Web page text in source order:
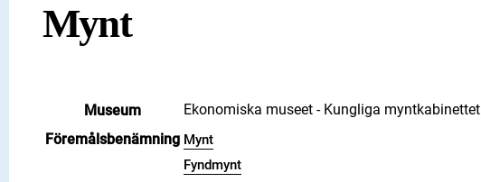
Mynt
Museum
Ekonomiska museet - Kungliga myntkabinettet
Föremålsbenämning Mynt
Fyndmynt